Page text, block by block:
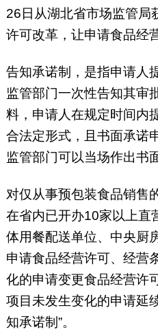
26日从湖北省市场监管局
许可改革，让申请食品经
告知承诺制，是指申请人
监管部门一次性告知其审
料，申请人在规定时间内
合法定形式，且书面承诺
监管部门可以当场作出书
对仅从事预包装食品销售
在省内已开办10家以上直
体用餐配送单位、中央厨
申请食品经营许可、经营
化的申请变更食品经营许
项目未发生变化的申请延
知承诺制”。